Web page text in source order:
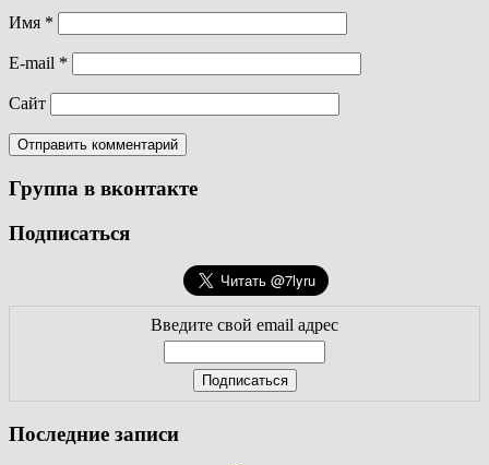
Имя *
E-mail *
Сайт
Группа в вконтакте
Подписаться
Введите свой email адрес
Последние записи